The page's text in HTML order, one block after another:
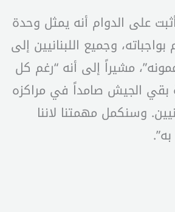
على الدوام أنه يمثل وحدة
وجميع اللبنانيين إلى
مشيراً إلى أنه “رغم كل
بقي الجيش صامداً في مراكزه
وسنكمل مهمتنا لاننا